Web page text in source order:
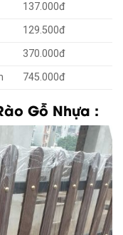
137.000đ
129.500đ
370.000đ
745.000đ
Gỗ Nhựa :